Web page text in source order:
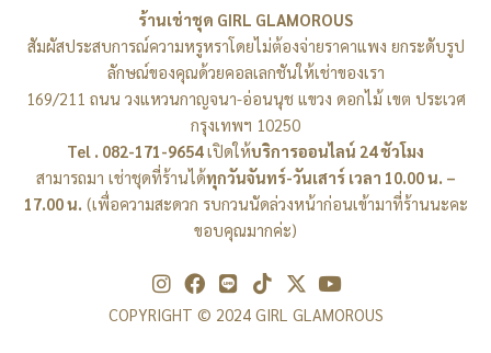
ร้านเช่าชุด GIRL GLAMOROUS
สัมผัสประสบการณ์ความหรูหราโดยไม่ต้องจ่ายราคาแพง ยกระดับรูป
ลักษณ์ของคุณด้วยคอลเลกชันให้เช่าของเรา
169/211 ถนน วงแหวนกาญจนา-อ่อนนุช แขวง ดอกไม้ เขต ประเวศ
กรุงเทพฯ 10250
Tel . 082-171-9654เปิดให้บริการออนไลน์ 24 ชัวโมง
สามารถมา เช่าชุดที่ร้านได้ทุกวันจันทร์-วันเสาร์ เวลา 10.00 น. –
17.00 น. (เพื่อความสะดวก รบกวนนัดล่วงหน้าก่อนเข้ามาที่ร้านนะคะ
ขอบคุณมากค่ะ)
I
n
s
F
a
c
L
i
n
T
i
k
X
-
t
Y
o
u
COPYRIGHT © 2024 GIRL GLAMOROUS